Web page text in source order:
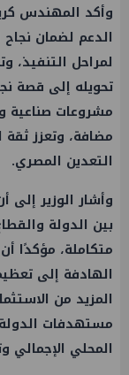
وأكد المهندس
الدعم لضمان
لمراحل التنفيذ،
تحويله إلى قصة
مشروعات صناعية
مضافة، وتعزز
التعدين المصري.
وأشار الوزير
بين الدولة
متكاملة، مؤكدًا
الهادفة إلى
المزيد من
مستهدفات
المحلي الإجمالي